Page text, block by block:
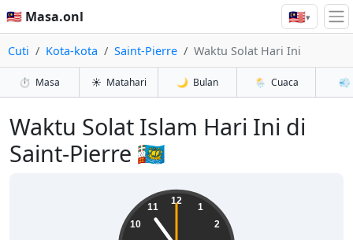
🇲🇾 Masa.onl 🇲🇾▾
Cuti Kota-kota Saint-Pierre Waktu Solat Hari Ini
⏱️ Masa ☀️ Matahari 🌙 Bulan 🌦️ Cuaca 💨
Waktu Solat Islam Hari Ini di
Saint-Pierre 🇵🇲
12
1
2
10
11